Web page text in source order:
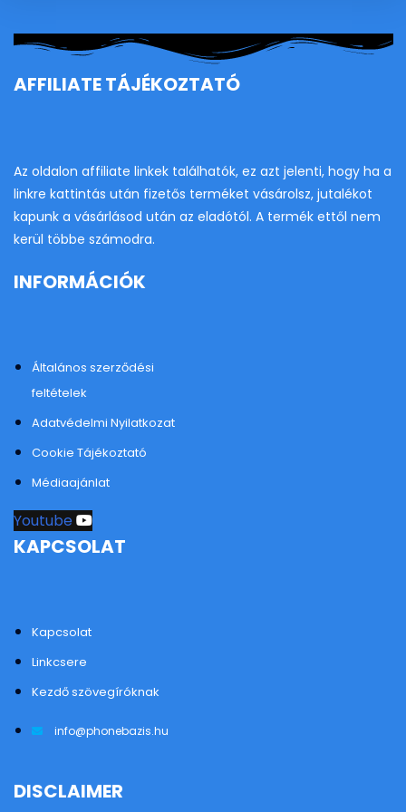
AFFILIATE TÁJÉKOZTATÓ
Az oldalon affiliate linkek találhatók, ez azt jelenti, hogy ha a
linkre kattintás után fizetős terméket vásárolsz, jutalékot
kapunk a vásárlásod után az eladótól. A termék ettől nem
kerül többe számodra.
INFORMÁCIÓK
Általános szerződési
feltételek
Adatvédelmi Nyilatkozat
Cookie Tájékoztató
Médiaajánlat
Youtube
KAPCSOLAT
Kapcsolat
Linkcsere
Kezdő szövegíróknak
info@phonebazis.hu
DISCLAIMER